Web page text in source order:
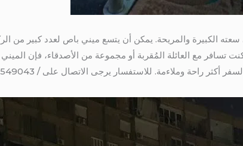
الكبيرة والمريحة. يمكن أن يتسع ميني باص لعدد كبير من
تسافر مع العائلة المُقربة أو مجموعة من الأصدقاء، فإن
راحة وملاءمة. للاستفسار يرجى الاتصال على / 01016549043